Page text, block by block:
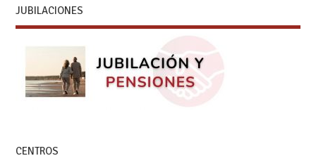
JUBILACIONES
CENTROS